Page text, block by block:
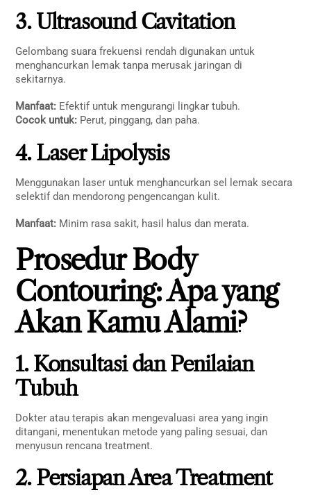
3. Ultrasound Cavitation
Gelombang suara frekuensi rendah digunakan untuk
menghancurkan lemak tanpa merusak jaringan di
sekitarnya.
Manfaat: Efektif untuk mengurangi lingkar tubuh.
Cocok untuk: Perut, pinggang, dan paha.
4. Laser Lipolysis
Menggunakan laser untuk menghancurkan sel lemak secara
selektif dan mendorong pengencangan kulit.
Manfaat: Minim rasa sakit, hasil halus dan merata.
Prosedur Body
Contouring: Apa yang
Akan Kamu Alami?
1. Konsultasi dan Penilaian
Tubuh
Dokter atau terapis akan mengevaluasi area yang ingin
ditangani, menentukan metode yang paling sesuai, dan
menyusun rencana treatment.
2. Persiapan Area Treatment